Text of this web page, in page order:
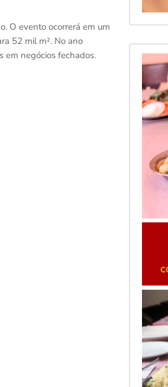
O evento ocorrerá em um
52 mil m². No ano
em negócios fechados.